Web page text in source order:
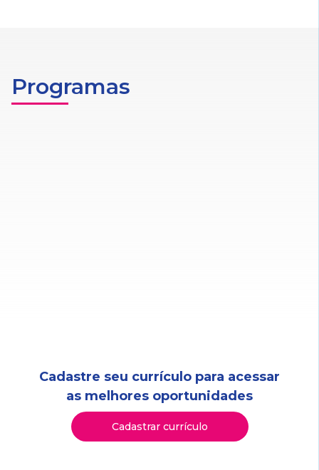
Programas
Cadastre seu currículo para acessar
as melhores oportunidades
Cadastrar currículo